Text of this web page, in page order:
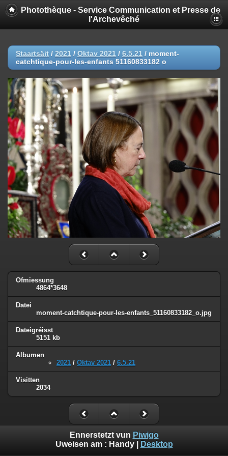
Photothèque - Service Communication et Presse de
l'Archevêché
Staartsäit / 2021 / Oktav 2021 / 6.5.21 / moment-
catchtique-pour-les-enfants 51160833182 o
Ofmiessung
4864*3648
Datei
moment-catchtique-pour-les-enfants_51160833182_o.jpg
Dateigréisst
5151 kb
Albumen
2021 / Oktav 2021 / 6.5.21
Visitten
2034
Ennerstetzt vun Piwigo
Uweisen am : Handy| Desktop